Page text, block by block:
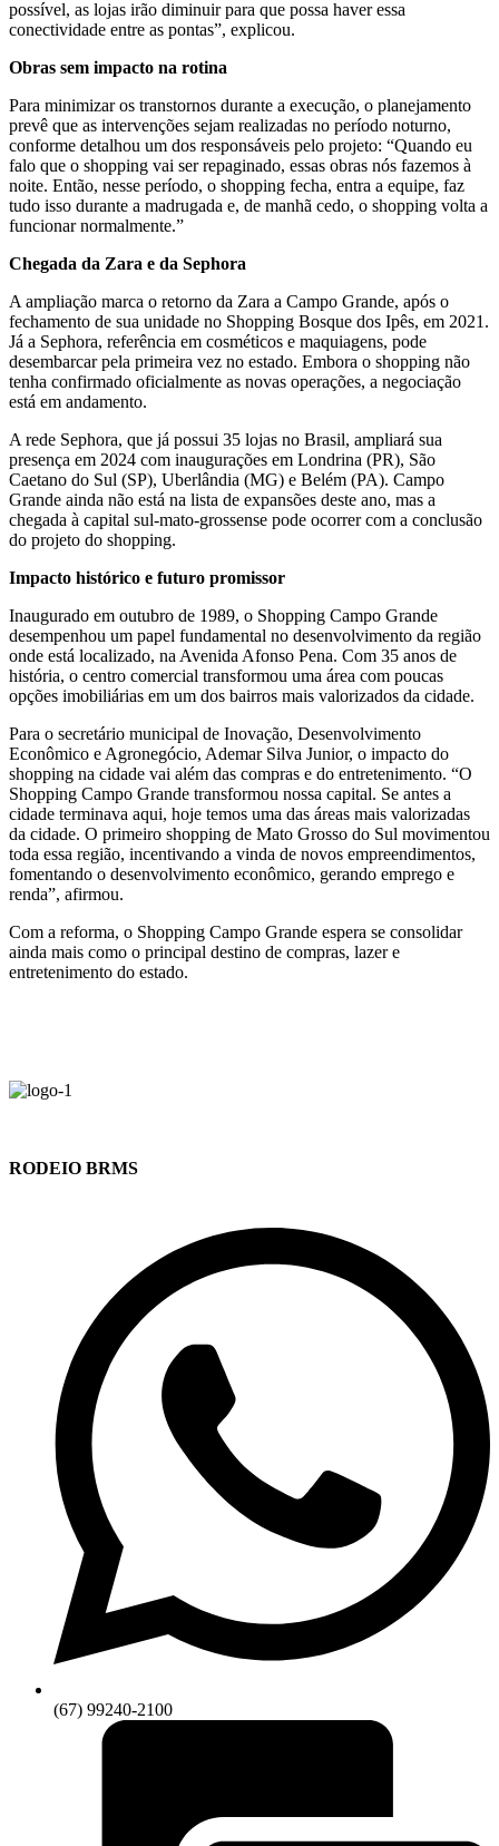
possível, as lojas irão diminuir para que possa haver essa
conectividade entre as pontas”, explicou.
Obras sem impacto na rotina
Para minimizar os transtornos durante a execução, o planejamento
prevê que as intervenções sejam realizadas no período noturno,
conforme detalhou um dos responsáveis pelo projeto: “Quando eu
falo que o shopping vai ser repaginado, essas obras nós fazemos à
noite. Então, nesse período, o shopping fecha, entra a equipe, faz
tudo isso durante a madrugada e, de manhã cedo, o shopping volta a
funcionar normalmente.”
Chegada da Zara e da Sephora
A ampliação marca o retorno da Zara a Campo Grande, após o
fechamento de sua unidade no Shopping Bosque dos Ipês, em 2021.
Já a Sephora, referência em cosméticos e maquiagens, pode
desembarcar pela primeira vez no estado. Embora o shopping não
tenha confirmado oficialmente as novas operações, a negociação
está em andamento.
A rede Sephora, que já possui 35 lojas no Brasil, ampliará sua
presença em 2024 com inaugurações em Londrina (PR), São
Caetano do Sul (SP), Uberlândia (MG) e Belém (PA). Campo
Grande ainda não está na lista de expansões deste ano, mas a
chegada à capital sul-mato-grossense pode ocorrer com a conclusão
do projeto do shopping.
Impacto histórico e futuro promissor
Inaugurado em outubro de 1989, o Shopping Campo Grande
desempenhou um papel fundamental no desenvolvimento da região
onde está localizado, na Avenida Afonso Pena. Com 35 anos de
história, o centro comercial transformou uma área com poucas
opções imobiliárias em um dos bairros mais valorizados da cidade.
Para o secretário municipal de Inovação, Desenvolvimento
Econômico e Agronegócio, Ademar Silva Junior, o impacto do
shopping na cidade vai além das compras e do entretenimento. “O
Shopping Campo Grande transformou nossa capital. Se antes a
cidade terminava aqui, hoje temos uma das áreas mais valorizadas
da cidade. O primeiro shopping de Mato Grosso do Sul movimentou
toda essa região, incentivando a vinda de novos empreendimentos,
fomentando o desenvolvimento econômico, gerando emprego e
renda”, afirmou.
Com a reforma, o Shopping Campo Grande espera se consolidar
ainda mais como o principal destino de compras, lazer e
entretenimento do estado.
RODEIO BRMS
(67) 99240-2100